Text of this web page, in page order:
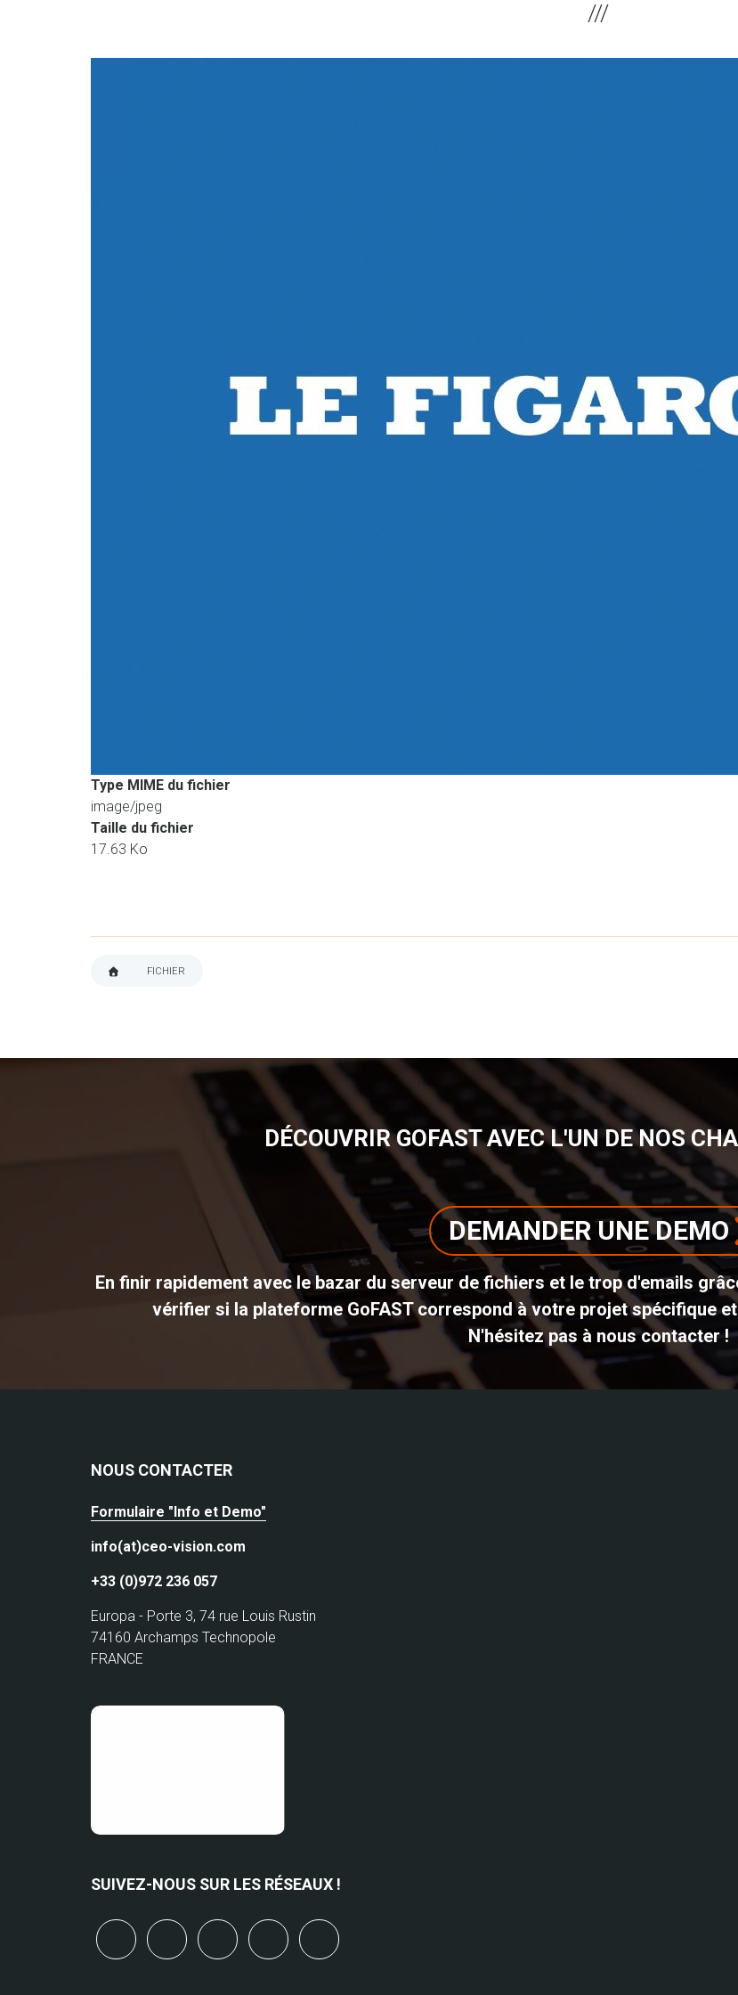
Type MIME du fichier
image/jpeg
Taille du fichier
17.63 Ko
FICHIER
DÉCOUVRIR GOFAST AVEC L'UN DE NOS
DEMANDER UNE DEMO
En finir rapidement avec le bazar du serveur de fichiers et le trop d'emails
vérifier si la plateforme GoFAST correspond à votre projet spécifique
N'hésitez pas à nous contacter !
NOUS CONTACTER
Formulaire "Info et Demo"
info(at)ceo-vision.com
+33 (0)972 236 057
Europa - Porte 3, 74 rue Louis Rustin
74160 Archamps Technopole
FRANCE
SUIVEZ-NOUS SUR LES RÉSEAUX !
linkedinyoutubebluesky mastodon